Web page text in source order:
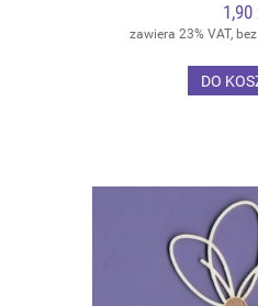
1,90
zawiera 23% VAT,
DO